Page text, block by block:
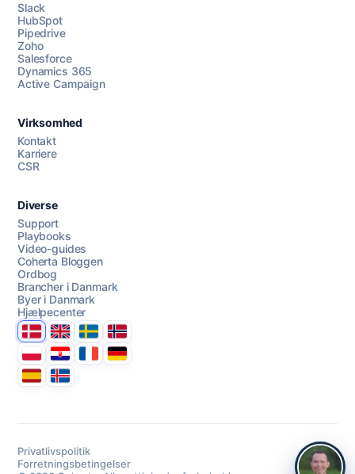
Chat med os
AI Campaign Assist
Slack
HubSpot
Pipedrive
Zoho
Salesforce
Dynamics 365
Active Campaign
Virksomhed
Kontakt
Karriere
CSR
Diverse
Support
Playbooks
Video-guides
Coherta Bloggen
Ordbog
Brancher i Danmark
Byer i Danmark
Hjælpecenter
DanmarkUnited Kingdom
SverigeNorge
PolskaHrvatskaFranceDeutschland
EspanaÍsland
Privatlivspolitik
Forretningsbetingelser